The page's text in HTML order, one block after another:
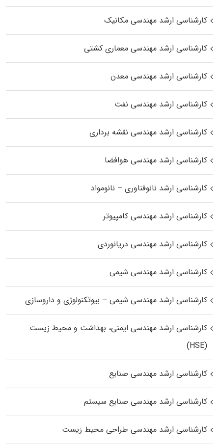
کارشناسی ارشد مهندسی مکانیک
کارشناسی ارشد مهندسی معماری کشتی
کارشناسی ارشد مهندسی معدن
کارشناسی ارشد مهندسی نفت
کارشناسی ارشد مهندسی نقشه برداری
کارشناسی ارشد مهندسی هوافضا
کارشناسی ارشد نانوفناوری – نانومواد
کارشناسی ارشد مهندسی کامپیوتر
کارشناسی ارشد مهندسی دریانوردی
کارشناسی ارشد مهندسی شیمی
کارشناسی ارشد مهندسی شیمی – بیوتکنولوژی و داروسازی
کارشناسی ارشد مهندسی ایمنی، بهداشت و محیط زیست
(HSE)
کارشناسی ارشد مهندسی صنایع
کارشناسی ارشد مهندسی صنایع سیستم
کارشناسی ارشد مهندسی طراحی محیط زیست